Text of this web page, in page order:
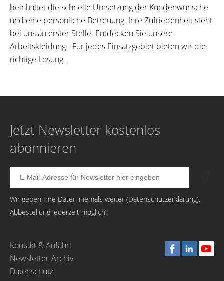
beinhaltet die schnelle Umsetzung der Kundenwünsche
und eine persönliche Betreuung. Ihre Zufriedenheit steht
bei uns an erster Stelle. Entdecken Sie unsere
Arbeitskleidung - Für jedes Einsatzgebiet bieten wir die
richtige Lösung.
Jetzt Newsletter kostenlos
abonnieren
Wir geben Ihre Daten niemals weiter (Datenschutzerklärung).
Abbestellung jederzeit möglich.
Kontakt & Anfahrt
Newsletter-Archiv
Datenschutz